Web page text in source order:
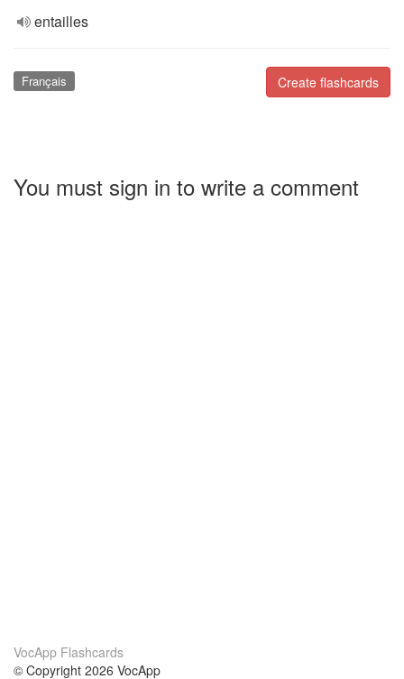
entailles
Create flashcards
Français
You must sign in to write a comment
VocApp Flashcards
© Copyright 2026 VocApp